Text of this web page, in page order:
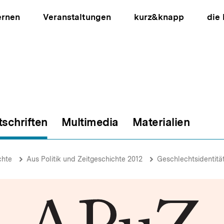
Veranstaltungen kurz&knapp die
Multimedia Materialien
Aus Politik und Zeitgeschichte 2012